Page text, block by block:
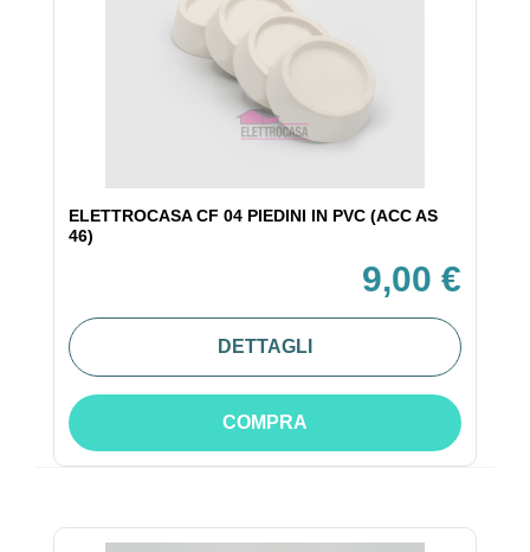
ELETTROCASA CF 04 PIEDINI IN PVC (ACC AS
46)
9,00 €
DETTAGLI
COMPRA